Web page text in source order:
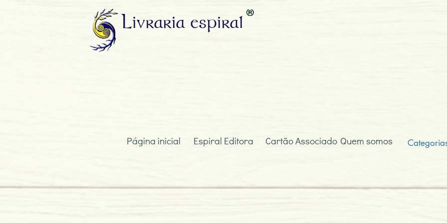
Livraria espiral
Página inicial Espiral Editora Cartão Associado Quem somos